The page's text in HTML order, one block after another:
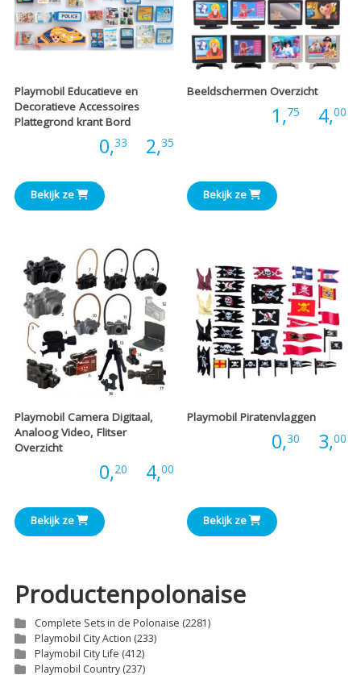
Playmobil Educatieve en
Decoratieve Accessoires
Plattegrond krant Bord
0,33 2,35Prijsklasse:
€0,33
tot
Bekijk ze
Beeldschermen Overzicht
1,75 4,00
Bekijk ze
Playmobil Camera Digitaal,
Analoog Video, Flitser
Overzicht
0,20 4,00Prijsklasse:
€0,20
tot
Bekijk ze
Playmobil Piratenvlaggen
0,30 3,00
Bekijk ze
Productenpolonaise
Complete Sets in de Polonaise (2281)
Playmobil City Action (233)
Playmobil City Life (412)
Playmobil Country (237)